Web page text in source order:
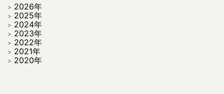
2026年
2025年
2024年
2023年
2022年
2021年
2020年